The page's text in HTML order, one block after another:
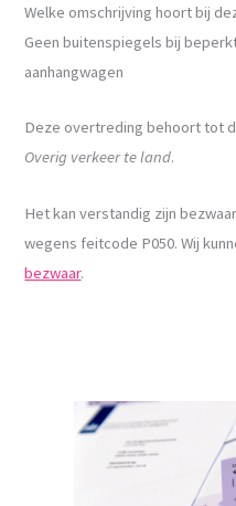
Welke omschrijving hoort bij
Geen buitenspiegels bij
aanhangwagen
Deze overtreding behoort tot
Overig verkeer te land.
Het kan verstandig zijn
wegens feitcode P050. Wij
bezwaar.